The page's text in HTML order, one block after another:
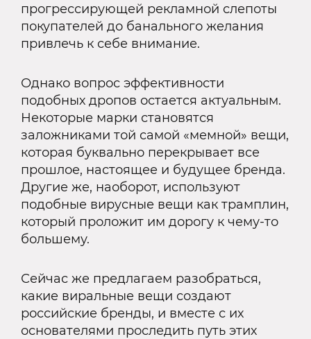
прогрессирующей рекламной слепоты
покупателей до банального желания
привлечь к себе внимание.
Однако вопрос эффективности
подобных дропов остается актуальным.
Некоторые марки становятся
заложниками той самой «мемной» вещи,
которая буквально перекрывает все
прошлое, настоящее и будущее бренда.
Другие же, наоборот, используют
подобные вирусные вещи как трамплин,
который проложит им дорогу к чему-то
большему.
Сейчас же предлагаем разобраться,
какие виральные вещи создают
российские бренды, и вместе с их
основателями проследить путь этих